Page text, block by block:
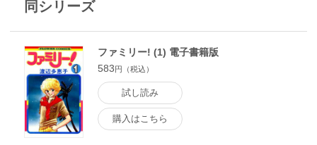
同シリーズ
ファミリー! (1) 電子書籍版
583円（税込）
試し読み
購入はこちら